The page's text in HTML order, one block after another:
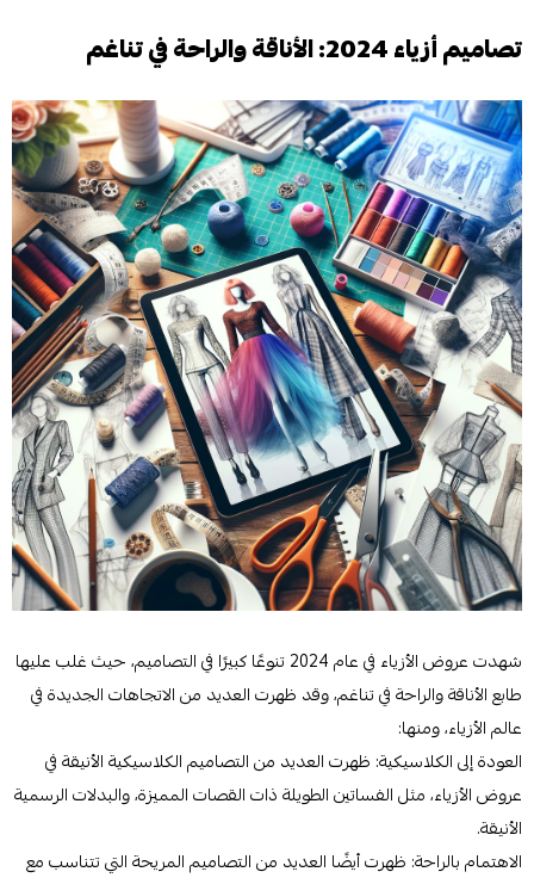
تصاميم أزياء 2024: الأناقة والراحة في تناغم
شهدت عروض الأزياء في عام 2024 تنوعًا كبيرًا في التصاميم، حيث غلب عليها
طابع الأناقة والراحة في تناغم، وقد ظهرت العديد من الاتجاهات الجديدة في
عالم الأزياء، ومنها:
العودة إلى الكلاسيكية: ظهرت العديد من التصاميم الكلاسيكية الأنيقة في
عروض الأزياء، مثل الفساتين الطويلة ذات القصات المميزة، والبدلات الرسمية
الأنيقة.
الاهتمام بالراحة: ظهرت أيضًا العديد من التصاميم المريحة التي تتناسب مع